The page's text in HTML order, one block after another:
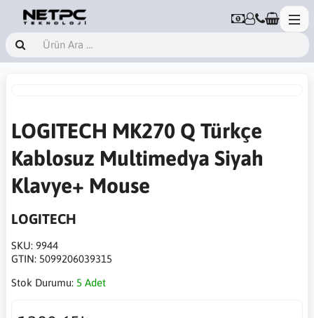
LOGITECH MK270 Q Türkçe
Kablosuz Multimedya Siyah
Klavye+ Mouse
LOGITECH
SKU: 9944
GTIN: 5099206039315
Stok Durumu: 5 Adet